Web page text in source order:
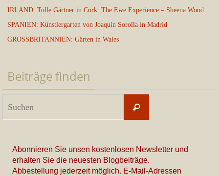
IRLAND: Tolle Gärtner in Cork: The Ewe Experience – Sheena Wood
SPANIEN: Künstlergarten von Joaquín Sorolla in Madrid
GROSSBRITANNIEN: Gärten in Wales
Beiträge finden
Suchen
Abonnieren Sie unsen kostenlosen Newsletter und
erhalten Sie die neuesten Blogbeiträge.
Abbestellung jederzeit möglich. E-Mail-Adressen